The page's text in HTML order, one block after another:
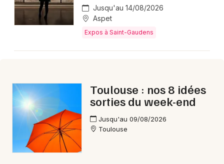
Aujourd'hui en Midi-Pyrénées
Newsletter des sorties
Artistes en tournée
Actus à Saint-Gaudens
Jusqu'au 14/08/2026
Aspet
Expos à Saint-Gaudens
Toulouse : nos 8 idées
sorties du week-end
Jusqu'au 09/08/2026
Toulouse